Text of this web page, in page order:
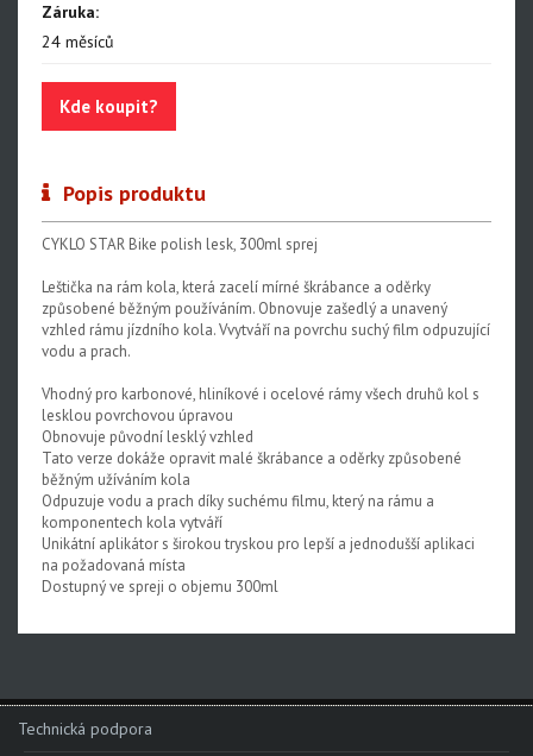
Záruka:
24 měsíců
Kde koupit?
Popis produktu
CYKLO STAR Bike polish lesk, 300ml sprej
Leštička na rám kola, která zacelí mírné škrábance a oděrky
způsobené běžným používáním. Obnovuje zašedlý a unavený
vzhled rámu jízdního kola. Vvytváří na povrchu suchý film odpuzující
vodu a prach.
Vhodný pro karbonové, hliníkové i ocelové rámy všech druhů kol s
lesklou povrchovou úpravou
Obnovuje původní lesklý vzhled
Tato verze dokáže opravit malé škrábance a oděrky způsobené
běžným užíváním kola
Odpuzuje vodu a prach díky suchému filmu, který na rámu a
komponentech kola vytváří
Unikátní aplikátor s širokou tryskou pro lepší a jednodušší aplikaci
na požadovaná místa
Dostupný ve spreji o objemu 300ml
Technická podpora